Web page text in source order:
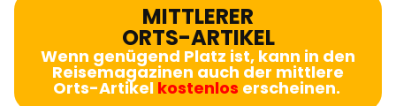
MITTLERER
ORTS-ARTIKEL
Wenn genügend Platz ist, kann in den
Reisemagazinen auch der mittlere
Orts-Artikel kostenlos erscheinen.